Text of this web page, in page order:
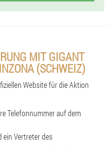
MIT GIGANT G
(SCHWEIZ)
Website für die Aktion
Telefonnummer auf dem
ein Vertreter des